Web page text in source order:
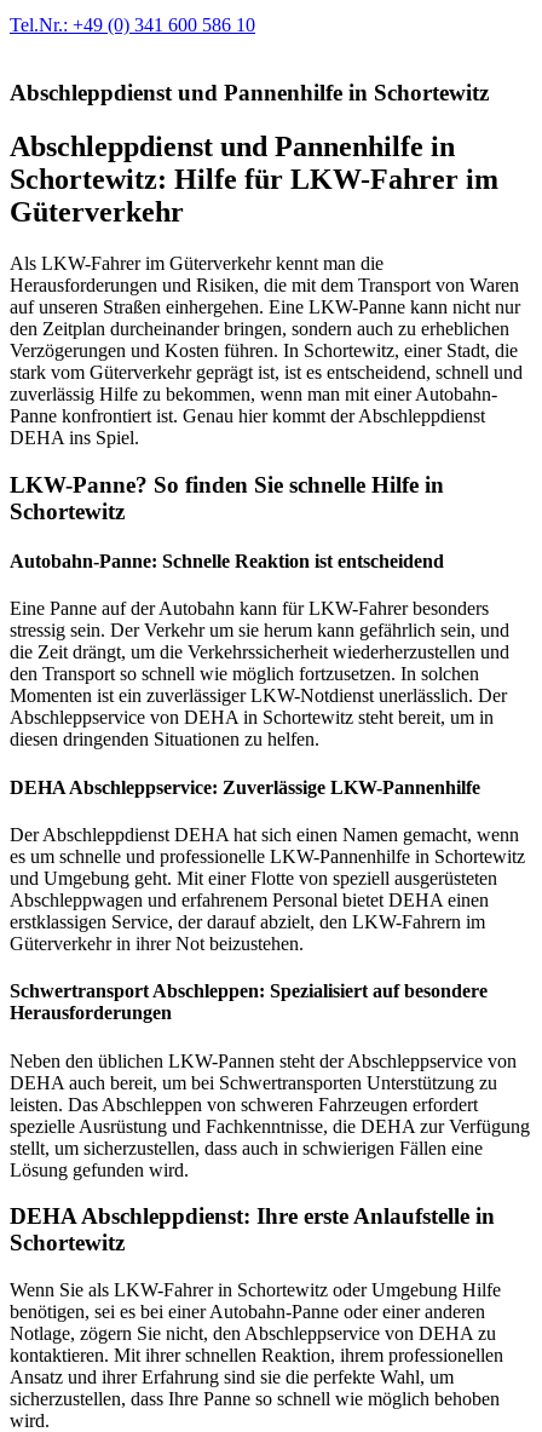
Tel.Nr.: +49 (0) 341 600 586 10
Abschleppdienst und Pannenhilfe in Schortewitz
Abschleppdienst und Pannenhilfe in
Schortewitz: Hilfe für LKW-Fahrer im
Güterverkehr
Als LKW-Fahrer im Güterverkehr kennt man die
Herausforderungen und Risiken, die mit dem Transport von Waren
auf unseren Straßen einhergehen. Eine LKW-Panne kann nicht nur
den Zeitplan durcheinander bringen, sondern auch zu erheblichen
Verzögerungen und Kosten führen. In Schortewitz, einer Stadt, die
stark vom Güterverkehr geprägt ist, ist es entscheidend, schnell und
zuverlässig Hilfe zu bekommen, wenn man mit einer Autobahn-
Panne konfrontiert ist. Genau hier kommt der Abschleppdienst
DEHA ins Spiel.
LKW-Panne? So finden Sie schnelle Hilfe in
Schortewitz
Autobahn-Panne: Schnelle Reaktion ist entscheidend
Eine Panne auf der Autobahn kann für LKW-Fahrer besonders
stressig sein. Der Verkehr um sie herum kann gefährlich sein, und
die Zeit drängt, um die Verkehrssicherheit wiederherzustellen und
den Transport so schnell wie möglich fortzusetzen. In solchen
Momenten ist ein zuverlässiger LKW-Notdienst unerlässlich. Der
Abschleppservice von DEHA in Schortewitz steht bereit, um in
diesen dringenden Situationen zu helfen.
DEHA Abschleppservice: Zuverlässige LKW-Pannenhilfe
Der Abschleppdienst DEHA hat sich einen Namen gemacht, wenn
es um schnelle und professionelle LKW-Pannenhilfe in Schortewitz
und Umgebung geht. Mit einer Flotte von speziell ausgerüsteten
Abschleppwagen und erfahrenem Personal bietet DEHA einen
erstklassigen Service, der darauf abzielt, den LKW-Fahrern im
Güterverkehr in ihrer Not beizustehen.
Schwertransport Abschleppen: Spezialisiert auf besondere
Herausforderungen
Neben den üblichen LKW-Pannen steht der Abschleppservice von
DEHA auch bereit, um bei Schwertransporten Unterstützung zu
leisten. Das Abschleppen von schweren Fahrzeugen erfordert
spezielle Ausrüstung und Fachkenntnisse, die DEHA zur Verfügung
stellt, um sicherzustellen, dass auch in schwierigen Fällen eine
Lösung gefunden wird.
DEHA Abschleppdienst: Ihre erste Anlaufstelle in
Schortewitz
Wenn Sie als LKW-Fahrer in Schortewitz oder Umgebung Hilfe
benötigen, sei es bei einer Autobahn-Panne oder einer anderen
Notlage, zögern Sie nicht, den Abschleppservice von DEHA zu
kontaktieren. Mit ihrer schnellen Reaktion, ihrem professionellen
Ansatz und ihrer Erfahrung sind sie die perfekte Wahl, um
sicherzustellen, dass Ihre Panne so schnell wie möglich behoben
wird.